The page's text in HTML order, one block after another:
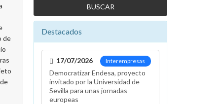
de
Destacados
Interempresas
17/07/2026
Democratizar Endesa, proyecto
invitado por la Universidad de
Sevilla para unas jornadas
europeas